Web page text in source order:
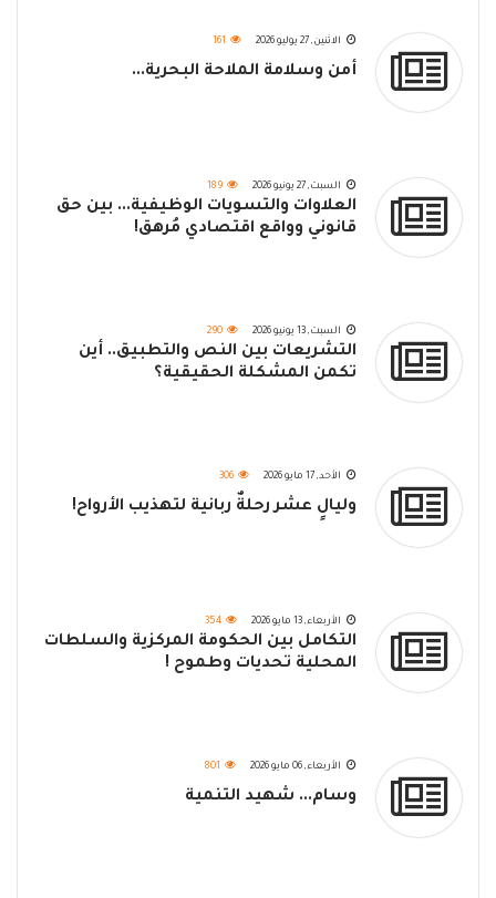
الاثنين, 27 يوليو 2026 161
أمن وسلامة الملاحة البحرية...
السبت, 27 يونيو 2026 189
العلاوات والتسويات الوظيفية... بين حق
قانوني وواقع اقتصادي مُرهق!
السبت, 13 يونيو 2026 290
التشريعات بين النص والتطبيق.. أين
تكمن المشكلة الحقيقية؟
الأحد, 17 مايو 2026 306
وليالٍ عشر رحلةٌ ربانية لتهذيب الأرواح!
الأربعاء, 13 مايو 2026 354
التكامل بين الحكومة المركزية والسلطات
المحلية تحديات وطموح !
الأربعاء, 06 مايو 2026 801
وسام... شهيد التنمية